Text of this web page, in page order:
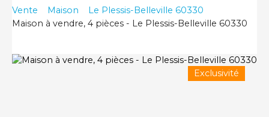
Vente Maison
Le Plessis-Belleville 60330
Maison à vendre, 4 pièces - Le Plessis-Belleville 60330
Exclusivité